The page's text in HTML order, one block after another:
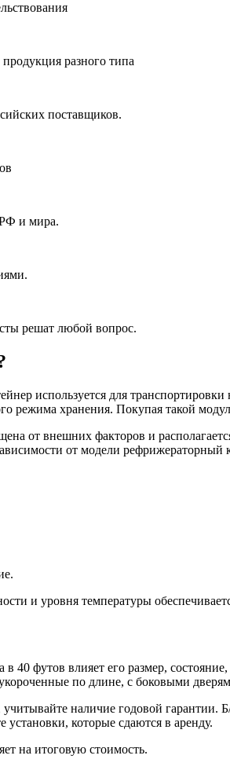
разного типа
поставщиков.
и мира.
решат любой вопрос.
используется для
режима хранения. Покупая такой
от внешних факторов и
от модели рефрижераторный
и уровня температуры
40 футов влияет его размер,
по длине, с боковыми
наличие годовой
установки, которые сдаются в аренду.
на итоговую стоимость.